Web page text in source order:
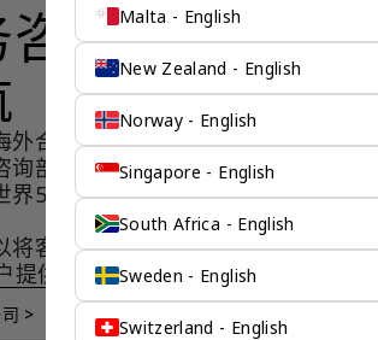
询公司为
外合作伙伴。我们是香港伦敦
部门，这是一家总部位于香
界50个市场，约占全球GDP的
将客户与全球市场的机遇联系
提供服务。
>
Malta - English
New Zealand - English
Norway - English
Singapore - English
South Africa - English
Sweden - English
Switzerland - English